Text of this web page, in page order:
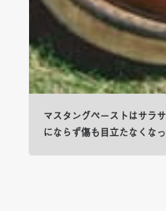
マスタングペーストはサラ
にならず傷も目立たなくなっ